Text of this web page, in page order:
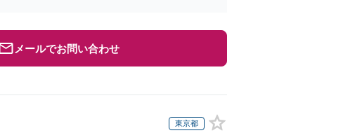
メールでお問い合わせ
東京都